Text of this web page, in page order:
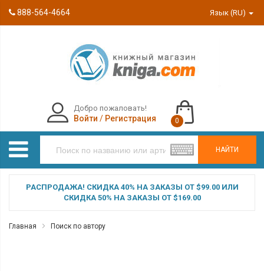
888-564-4664 Язык (RU)
НАЙТИ
Добро пожаловать!
Войти / Регистрация 0
РАСПРОДАЖА! СКИДКА 40% НА ЗАКАЗЫ ОТ $99.00 ИЛИ
СКИДКА 50% НА ЗАКАЗЫ ОТ $169.00
Главная Поиск по автору